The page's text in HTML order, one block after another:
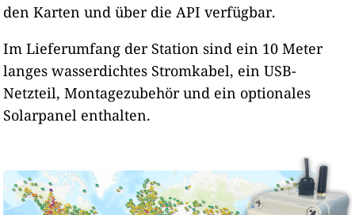
den Karten und über die API verfügbar.
Im Lieferumfang der Station sind ein 10 Meter
langes wasserdichtes Stromkabel, ein USB-
Netzteil, Montagezubehör und ein optionales
Solarpanel enthalten.